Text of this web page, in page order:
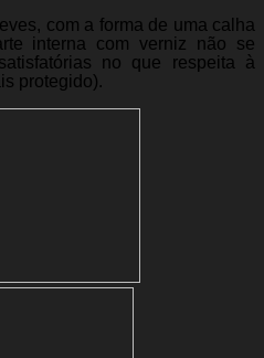
com a forma de uma calha
interna com verniz não se
no que respeita à
protegido).